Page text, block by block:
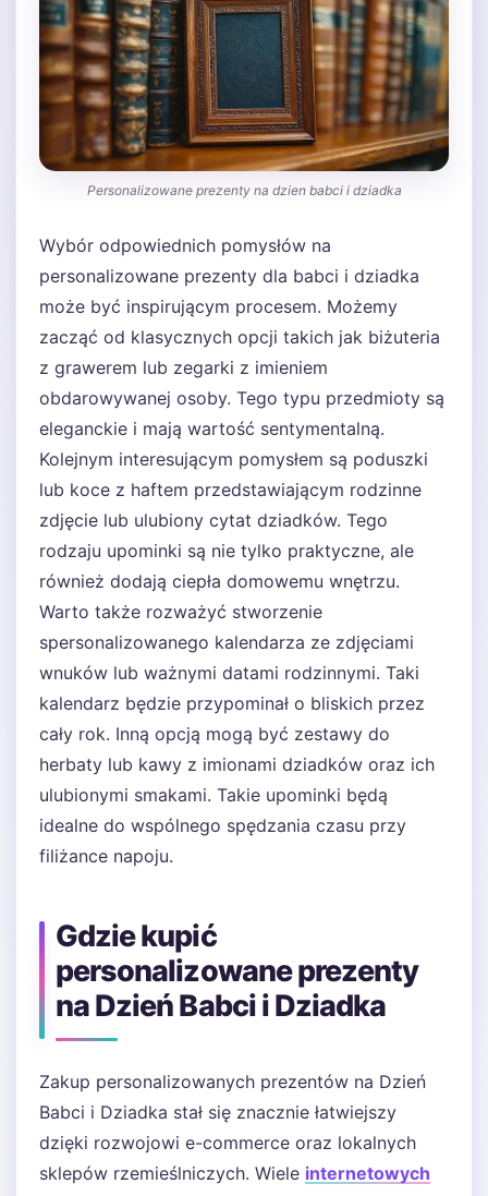
Personalizowane prezenty na dzien babci i dziadka
Wybór odpowiednich pomysłów na
personalizowane prezenty dla babci i dziadka
może być inspirującym procesem. Możemy
zacząć od klasycznych opcji takich jak biżuteria
z grawerem lub zegarki z imieniem
obdarowywanej osoby. Tego typu przedmioty są
eleganckie i mają wartość sentymentalną.
Kolejnym interesującym pomysłem są poduszki
lub koce z haftem przedstawiającym rodzinne
zdjęcie lub ulubiony cytat dziadków. Tego
rodzaju upominki są nie tylko praktyczne, ale
również dodają ciepła domowemu wnętrzu.
Warto także rozważyć stworzenie
spersonalizowanego kalendarza ze zdjęciami
wnuków lub ważnymi datami rodzinnymi. Taki
kalendarz będzie przypominał o bliskich przez
cały rok. Inną opcją mogą być zestawy do
herbaty lub kawy z imionami dziadków oraz ich
ulubionymi smakami. Takie upominki będą
idealne do wspólnego spędzania czasu przy
filiżance napoju.
Gdzie kupić
personalizowane prezenty
na Dzień Babci i Dziadka
Zakup personalizowanych prezentów na Dzień
Babci i Dziadka stał się znacznie łatwiejszy
dzięki rozwojowi e-commerce oraz lokalnych
sklepów rzemieślniczych. Wiele internetowych